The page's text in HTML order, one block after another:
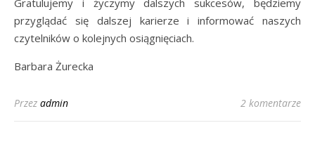
przyglądać się dalszej karierze i informować naszych
czytelników o kolejnych osiągnięciach.
Barbara Żurecka
Przez admin 2 komentarze